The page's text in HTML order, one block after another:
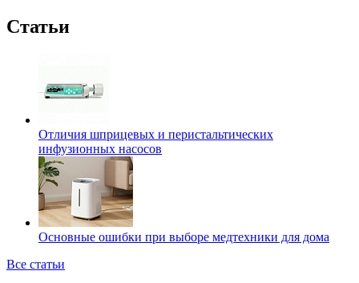
Статьи
Отличия шприцевых и перистальтических
инфузионных насосов
Основные ошибки при выборе медтехники для дома
Все статьи